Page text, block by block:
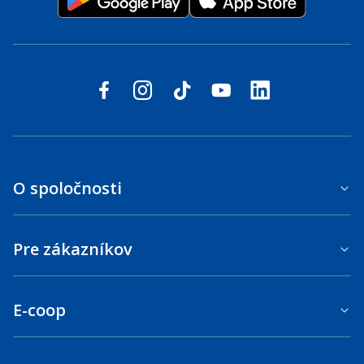
Sledujte nás na sociálnych sieťach
facebookinstagram
tiktok youtubelinkedin
O spoločnosti
Pre zákazníkov
E-coop